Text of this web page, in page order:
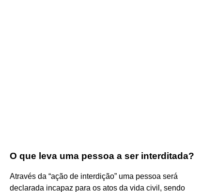
O que leva uma pessoa a ser interditada?
Através da “ação de interdição” uma pessoa será
declarada incapaz para os atos da vida civil, sendo